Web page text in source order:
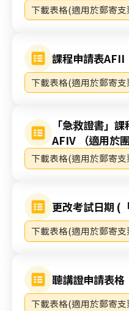
下載表格(適用於郵寄支
課程申請表AFII
下載表格(適用於郵寄支
「急救證書」
AFIV （適用於
下載表格(適用於郵寄支
更改考試日期 (
下載表格(適用於郵寄支
聽講證申請表格
下載表格(適用於郵寄支